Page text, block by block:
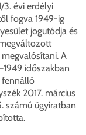
évi erdélyi
fogva 1949-ig
jogutódja és
A
időszakban
fennálló
2017. március
számú ügyiratban